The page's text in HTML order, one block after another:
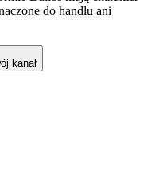
do handlu ani
kanał